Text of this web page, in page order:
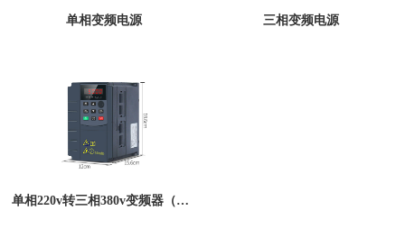
单相变频电源 三相变频电源
单相220v转三相380v变频器（电机变频器）